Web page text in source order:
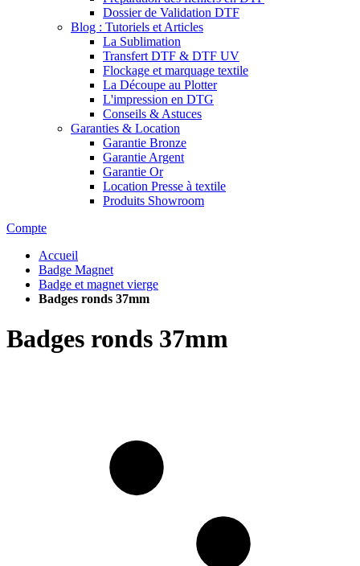
Dossier de Validation DTF
Blog : Tutoriels et Articles
La Sublimation
Transfert DTF & DTF UV
Flockage et marquage textile
La Découpe au Plotter
L'impression en DTG
Conseils & Astuces
Garanties & Location
Garantie Bronze
Garantie Argent
Garantie Or
Location Presse à textile
Produits Showroom
Compte
Accueil
Badge Magnet
Badge et magnet vierge
Badges ronds 37mm
Badges ronds 37mm